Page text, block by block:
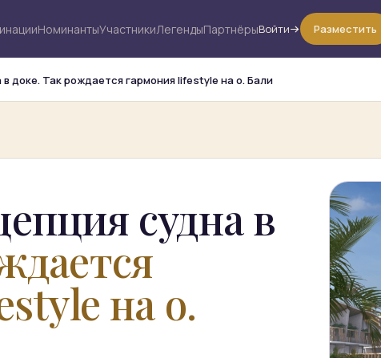
НоминантыУчастникиЛегендыПартнёрыВойти Разместить
в доке. Так рождается гармония lifestyle на о. Бали
судна в
на о.